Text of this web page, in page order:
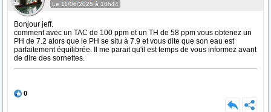
Le 11/06/2025 à 10h44
Bonjour jeff.
comment avec un TAC de 100 ppm et un TH de 58 ppm vous obtenez un
PH de 7.2 alors que le PH se situ à 7.9 et vous dite que son eau est
parfaitement équilibrée. Il me parait qu'il est temps de vous informez avant
de dire des sornettes.
0